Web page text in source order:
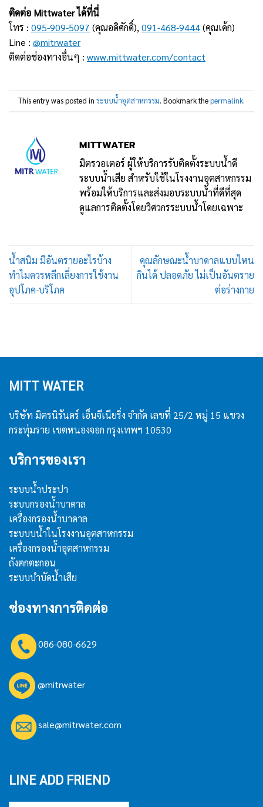
ติดต่อ Mittwater ได้ที่นี่
โทร : 095-909-5097 (คุณอดิศักดิ์), 091-468-9444(คุณเค้ก)
Line : @mitrwater
ติดต่อช่องทางอื่นๆ : www.mittwater.com/contact
This entry was posted in ระบบน้ำอุตสาหกรรม. Bookmark thepermalink.
MITTWATER
มิตรวอเตอร์ ผู้ให้บริการรับติดตั้งระบบน้ำดี
ระบบน้ำเสีย สำหรับใช้ในโรงงานอุตสาหกรรม
พร้อมให้บริการและส่งมอบระบบน้ำที่ดีที่สุด
ดูแลการติดตั้งโดยวิศวกรระบบน้ำโดยเฉพาะ
น้ำสนิม มีอันตรายอะไรบ้าง
ทำไมควรหลีกเลี่ยงการใช้งาน
อุปโภค-บริโภค
คุณลักษณะน้ำบาดาลแบบไหน
กินได้ ปลอดภัย ไม่เป็นอันตราย
ต่อร่างกาย
MITT WATER
บริษัท มิตรนิรันดร์ เอ็นจีเนียริ่ง จำกัด เลขที่ 25/2 หมู่ 15 แขวง
กระทุ่มราย เขตหนองจอก กรุงเทพฯ 10530
บริการของเรา
ระบบน้ำประปา
ระบบกรองน้ำบาดาล
เครื่องกรองน้ำบาดาล
ระบบบน้ำในโรงงานอุตสาหกรรม
เครื่องกรองน้ำอุตสาหกรรม
ถังตกตะกอน
ระบบบำบัดน้ำเสีย
ช่องทางการติดต่อ
086-080-6629
@mitrwater
sale@mitrwater.com
LINE ADD FRIEND